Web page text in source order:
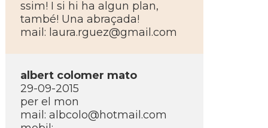
ssim! I si hi ha algun plan,
també! Una abraçada!
mail: laura.rguez@gmail.com
albert colomer mato
29-09-2015
per el mon
mail: albcolo@hotmail.com